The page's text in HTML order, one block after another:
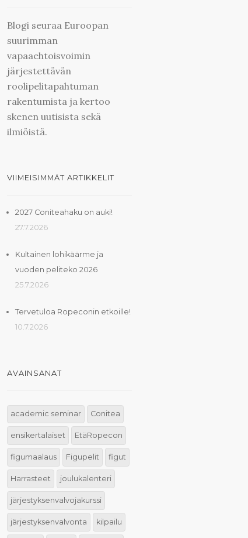
Blogi seuraa Euroopan
suurimman
vapaaehtoisvoimin
järjestettävän
roolipelitapahtuman
rakentumista ja kertoo
skenen uutisista sekä
ilmiöistä.
VIIMEISIMMÄT ARTIKKELIT
2027 Coniteahaku on auki!
27.7.2026
Kultainen lohikäärme ja
vuoden peliteko 2026
25.7.2026
Tervetuloa Ropeconin etkoille!
10.7.2026
AVAINSANAT
academic seminar Conitea
ensikertalaiset EtäRopecon
figumaalaus Figupelit figut
Harrasteet joulukalenteri
järjestyksenvalvojakurssi
järjestyksenvalvonta kilpailu